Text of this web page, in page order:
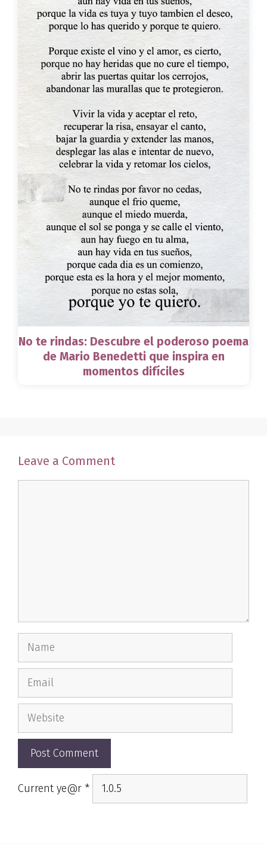
No te rindas: Descubre el poderoso poema
de Mario Benedetti que inspira en
momentos difíciles
Leave a Comment
Name
Email
Website
Current ye@r *